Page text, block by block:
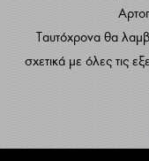
Ταυτόχρονα θα
σχετικά με όλες τις